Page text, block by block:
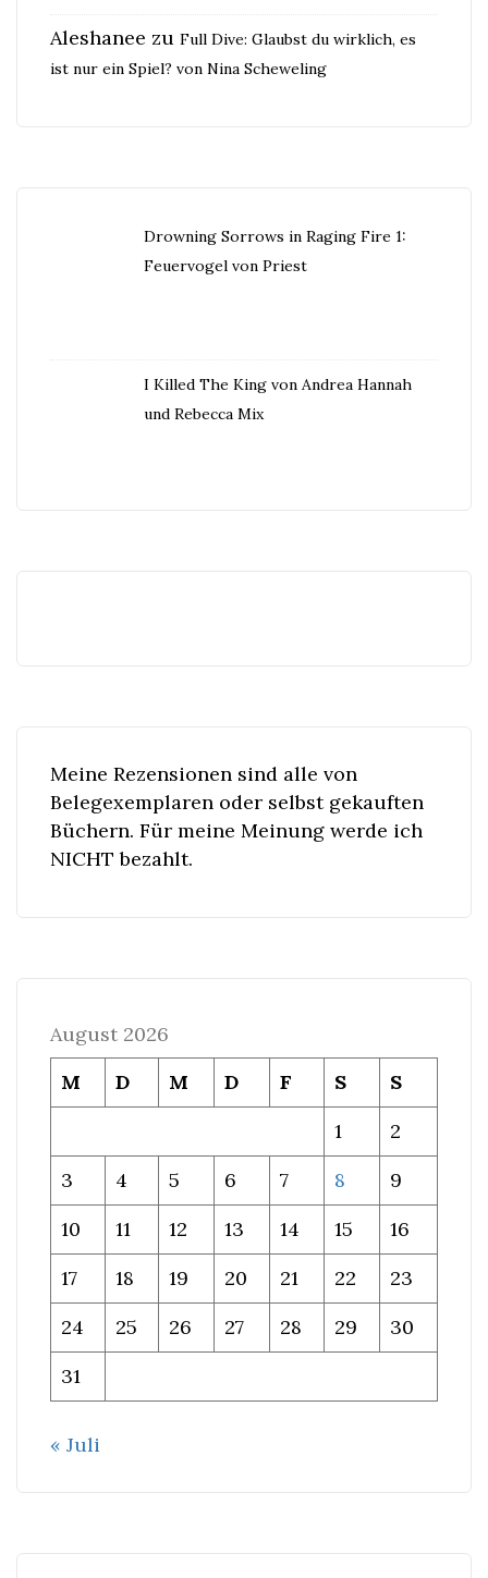
Aleshanee zu Full Dive: Glaubst du wirklich, es
ist nur ein Spiel? von Nina Scheweling
Drowning Sorrows in Raging Fire 1:
Feuervogel von Priest
I Killed The King von Andrea Hannah
und Rebecca Mix
Meine Rezensionen sind alle von
Belegexemplaren oder selbst gekauften
Büchern. Für meine Meinung werde ich
NICHT bezahlt.
August 2026
M
D M D F S
S
1
2
3
4 5 6 7 8
9
10
11 12 13 14 15
16
17
18 19 20 21 22
23
24
25 26 27 28 29
30
31
« Juli